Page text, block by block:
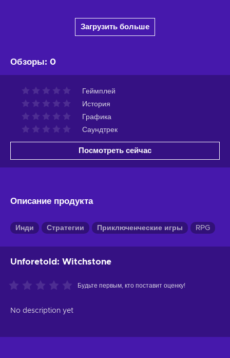
Загрузить больше
Обзоры: 0
Геймплей
История
Графика
Саундтрек
Посмотреть сейчас
Описание продукта
Инди Стратегии Приключенческие игры RPG
Unforetold: Witchstone
Будьте первым, кто поставит оценку!
No description yet